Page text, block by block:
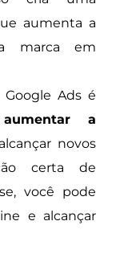
aumenta a
marca em
Ads é
aumentar a
novos
certa de
você pode
e alcançar